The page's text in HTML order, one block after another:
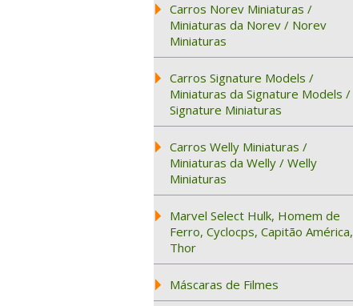
Carros Norev Miniaturas /
Miniaturas da Norev / Norev
Miniaturas
Carros Signature Models /
Miniaturas da Signature Models /
Signature Miniaturas
Carros Welly Miniaturas /
Miniaturas da Welly / Welly
Miniaturas
Marvel Select Hulk, Homem de
Ferro, Cyclocps, Capitão América,
Thor
Máscaras de Filmes